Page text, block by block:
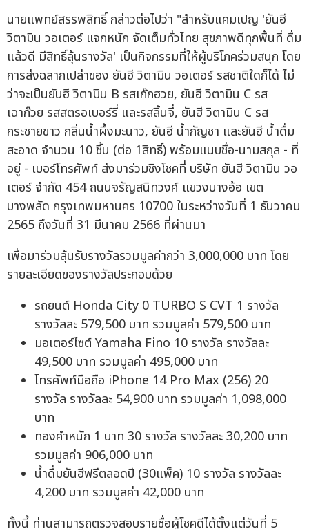
นายแพทย์สรรพสิทธิ์ กล่าวต่อไปว่า "สำหรับแคมเปญ 'ยันฮี
วิตามิน วอเตอร์ แจกหนัก จัดเต็มทั่วไทย สุขภาพดีทุกพื้นที่ ดื่ม
แล้วดี มีสิทธิ์ลุ้นรางวัล' เป็นกิจกรรมที่ให้ผู้บริโภคร่วมสนุก โดย
การส่งฉลากเปล่าของ ยันฮี วิตามิน วอเตอร์ รสชาติใดก็ได้ ไม่
ว่าจะเป็นยันฮี วิตามิน B รสเก๊กฮวย, ยันฮี วิตามิน C รส
เฉาก๊วย รสสตรอเบอร์รี่ และรสลิ้นจี่, ยันฮี วิตามิน C รส
กระชายขาว กลิ่นน้ำผึ้งมะนาว, ยันฮี น้ำกัญชา และยันฮี น้ำดื่ม
สะอาด จำนวน 10 ชิ้น (ต่อ 1สิทธิ์) พร้อมแนบชื่อ-นามสกุล - ที่
อยู่ - เบอร์โทรศัพท์ ส่งมาร่วมชิงโชคที่ บริษัท ยันฮี วิตามิน วอ
เตอร์ จำกัด 454 ถนนจรัญสนิทวงศ์ แขวงบางอ้อ เขต
บางพลัด กรุงเทพมหานคร 10700 ในระหว่างวันที่ 1 ธันวาคม
2565 ถึงวันที่ 31 มีนาคม 2566 ที่ผ่านมา
เพื่อมาร่วมลุ้นรับรางวัลรวมมูลค่ากว่า 3,000,000 บาท โดย
รายละเอียดของรางวัลประกอบด้วย
รถยนต์ Honda City 0 TURBO S CVT 1 รางวัล
รางวัลละ 579,500 บาท รวมมูลค่า 579,500 บาท
มอเตอร์ไซต์ Yamaha Fino 10 รางวัล รางวัลละ
49,500 บาท รวมมูลค่า 495,000 บาท
โทรศัพท์มือถือ iPhone 14 Pro Max (256) 20
รางวัล รางวัลละ 54,900 บาท รวมมูลค่า 1,098,000
บาท
ทองคำหนัก 1 บาท 30 รางวัล รางวัลละ 30,200 บาท
รวมมูลค่า 906,000 บาท
น้ำดื่มยันฮีฟรีตลอดปี (30แพ็ค) 10 รางวัล รางวัลละ
4,200 บาท รวมมูลค่า 42,000 บาท
ทั้งนี้ ท่านสามารถตรวจสอบรายชื่อผู้โชคดีได้ตั้งแต่วันที่ 5